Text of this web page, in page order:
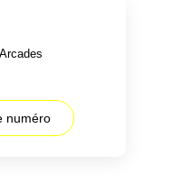
numéro